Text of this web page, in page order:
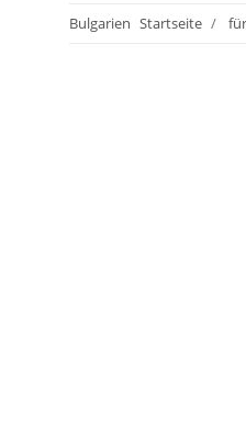
Bulgarien Startseite